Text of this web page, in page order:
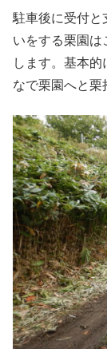
駐車後に受付と
いをする栗園は
します。基本
なで栗園へと栗